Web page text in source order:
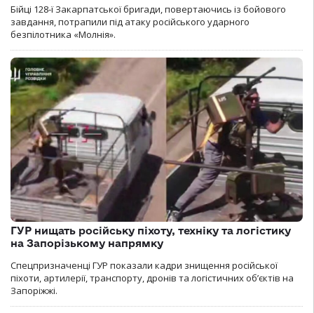
Бійці 128-ї Закарпатської бригади, повертаючись із бойового
завдання, потрапили під атаку російського ударного
безпілотника «Молнія».
ГУР нищать російську піхоту, техніку та логістику
на Запорізькому напрямку
Спецпризначенці ГУР показали кадри знищення російської
піхоти, артилерії, транспорту, дронів та логістичних об’єктів на
Запоріжжі.